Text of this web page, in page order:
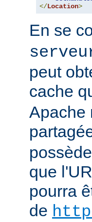
</Location>
En se
peut
cache
Apache
que
pourra
de